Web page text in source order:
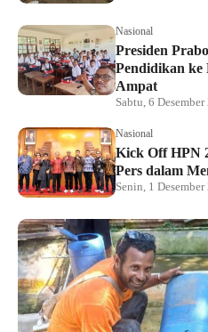
Nasional
Presiden
Pendidikan ke
Ampat
Sabtu, 6 Desember
Nasional
Kick Off HPN
Pers dalam
Senin, 1 Desember